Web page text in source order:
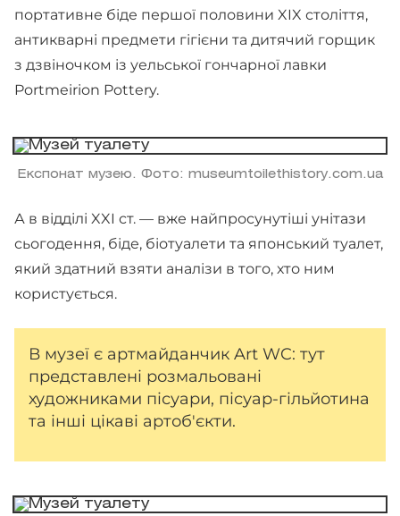
портативне біде першої половини XIX століття,
антикварні предмети гігієни та дитячий горщик
з дзвіночком із уельської гончарної лавки
Portmeirion Pottery.
Експонат музею. Фото: museumtoilethistory.com.ua
А в відділі XXI ст. — вже найпросунутіші унітази
сьогодення, біде, біотуалети та японський туалет,
який здатний взяти аналізи в того, хто ним
користується.
В музеї є артмайданчик Art WC: тут
представлені розмальовані
художниками пісуари, пісуар-гільйотина
та інші цікаві артоб'єкти.